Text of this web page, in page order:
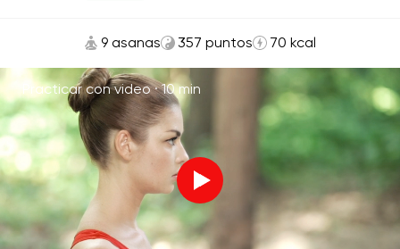
9 asanas 357 puntos 70 kcal
Practicar con video ·10 min